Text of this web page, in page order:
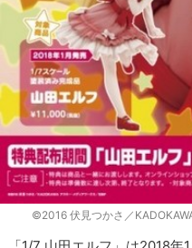
©2016 伏見つかさ／